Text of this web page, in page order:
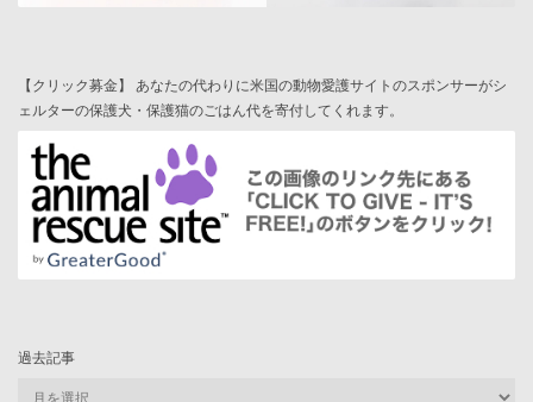
【クリック募金】 あなたの代わりに米国の動物愛護サイトのスポンサーがシ
ェルターの保護犬・保護猫のごはん代を寄付してくれます。
過去記事